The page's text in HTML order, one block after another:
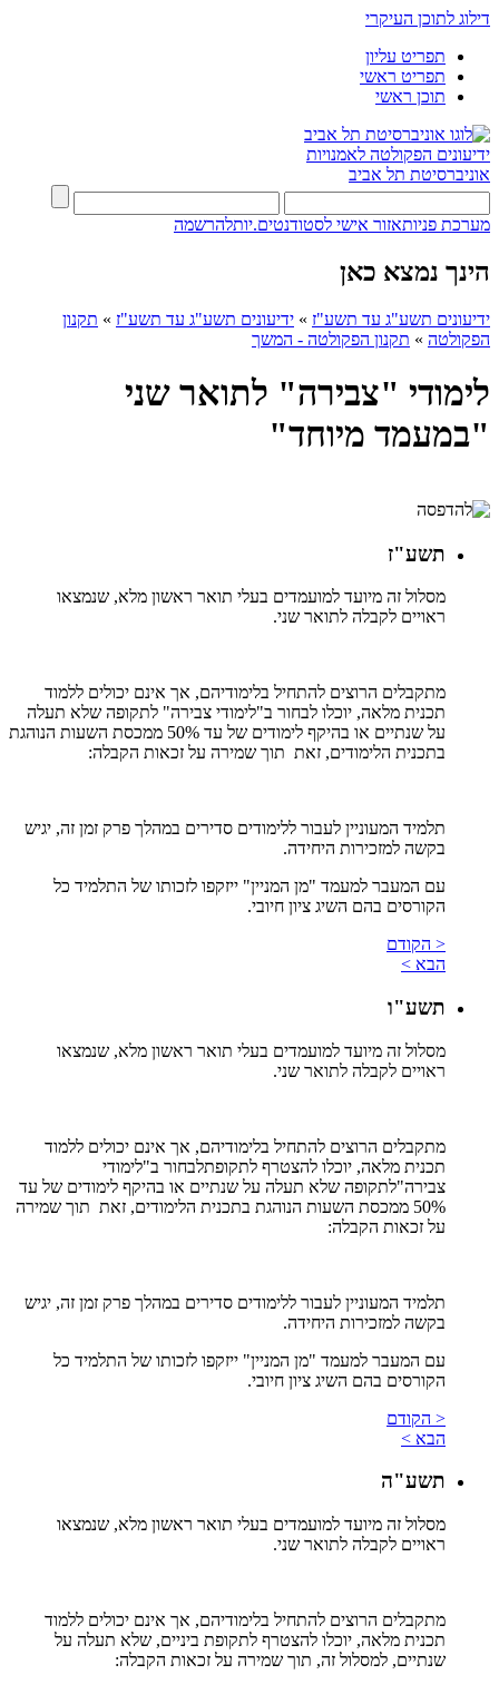
דילוג לתוכן העיקרי
תפריט עליון
תפריט ראשי
תוכן ראשי
ידיעונים הפקולטה לאמנויות
אוניברסיטת תל אביב
מערכת פניותאזור אישי לסטודנטים.יותלהרשמה
הינך נמצא כאן
ידיעונים תשע"ג עד תשע"ז » ידיעונים תשע"ג עד תשע"ז » תקנון
הפקולטה » תקנון הפקולטה - המשך
לימודי "צבירה" לתואר שני
"במעמד מיוחד"
תשע"ז
מסלול זה מיועד למועמדים בעלי תואר ראשון מלא, שנמצאו
ראויים לקבלה לתואר שני.
מתקבלים הרוצים להתחיל בלימודיהם, אך אינם יכולים ללמוד
תכנית מלאה, יוכלו לבחור ב"לימודי צבירה" לתקופה שלא תעלה
על שנתיים או בהיקף לימודים של עד 50% ממכסת השעות הנוהגת
בתכנית הלימודים, זאת תוך שמירה על זכאות הקבלה:
תלמיד המעוניין לעבור ללימודים סדירים במהלך פרק זמן זה, יגיש
בקשה למזכירות היחידה.
עם המעבר למעמד "מן המניין" ייזקפו לזכותו של התלמיד כל
הקורסים בהם השיג ציון חיובי.
< הקודם
הבא >
תשע"ו
מסלול זה מיועד למועמדים בעלי תואר ראשון מלא, שנמצאו
ראויים לקבלה לתואר שני.
מתקבלים הרוצים להתחיל בלימודיהם, אך אינם יכולים ללמוד
תכנית מלאה, יוכלו להצטרף לתקופתלבחור ב"לימודי
צבירה"לתקופה שלא תעלה על שנתיים או בהיקף לימודים של עד
50% ממכסת השעות הנוהגת בתכנית הלימודים, זאת תוך שמירה
על זכאות הקבלה:
תלמיד המעוניין לעבור ללימודים סדירים במהלך פרק זמן זה, יגיש
בקשה למזכירות היחידה.
עם המעבר למעמד "מן המניין" ייזקפו לזכותו של התלמיד כל
הקורסים בהם השיג ציון חיובי.
< הקודם
הבא >
תשע"ה
מסלול זה מיועד למועמדים בעלי תואר ראשון מלא, שנמצאו
ראויים לקבלה לתואר שני.
מתקבלים הרוצים להתחיל בלימודיהם, אך אינם יכולים ללמוד
תכנית מלאה, יוכלו להצטרף לתקופת ביניים, שלא תעלה על
שנתיים, למסלול זה, תוך שמירה על זכאות הקבלה: